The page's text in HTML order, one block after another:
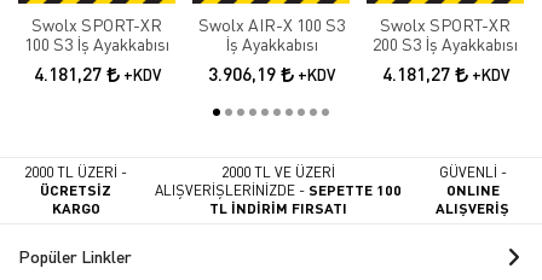
Swolx SPORT-XR
100 S3 İş Ayakkabısı
4.181,27 +KDV
Swolx AIR-X 100 S3
İş Ayakkabısı
3.906,19 +KDV
Swolx SPORT-XR
200 S3 İş Ayakkabısı
4.181,27 +KDV
2000 TL ÜZERİ -
ÜCRETSİZ
KARGO
2000 TL VE ÜZERİ
ALIŞVERİŞLERİNİZDE -SEPETTE 100
TL İNDİRİM FIRSATI
GÜVENLİ -
ONLINE
ALIŞVERİŞ
Popüler Linkler